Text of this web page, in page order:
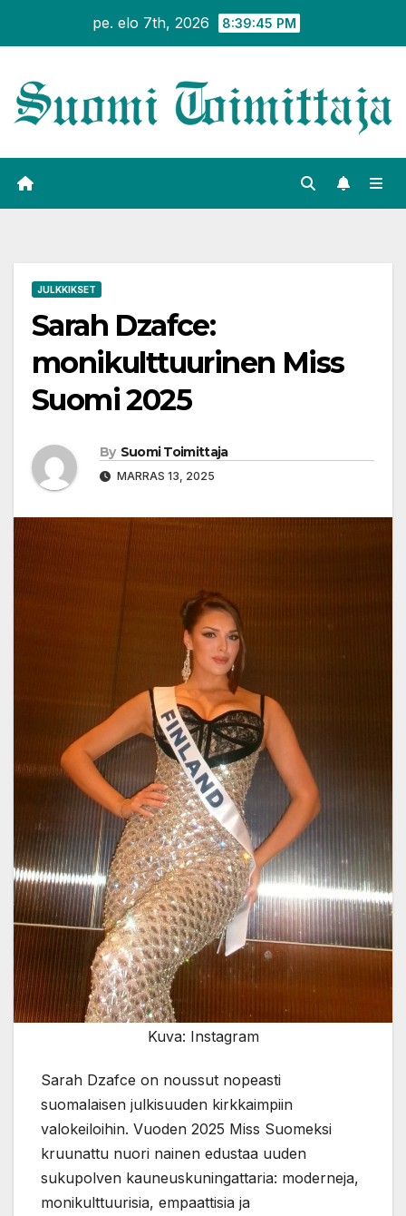
pe. elo 7th, 2026 8:39:47 PM
JULKKIKSET
Sarah Dzafce:
monikulttuurinen Miss
Suomi 2025
By Suomi Toimittaja
MARRAS 13, 2025
Kuva: Instagram
Sarah Dzafce on noussut nopeasti
suomalaisen julkisuuden kirkkaimpiin
valokeiloihin. Vuoden 2025 Miss Suomeksi
kruunattu nuori nainen edustaa uuden
sukupolven kauneuskuningattaria: moderneja,
monikulttuurisia, empaattisia ja